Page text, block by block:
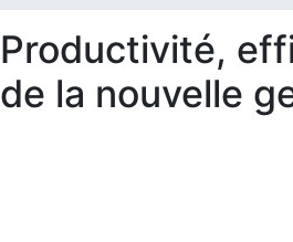
Productivité,
de la nouvelle